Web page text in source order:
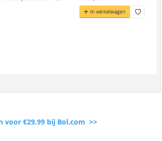
voor €29,99 bij Bol.com >>